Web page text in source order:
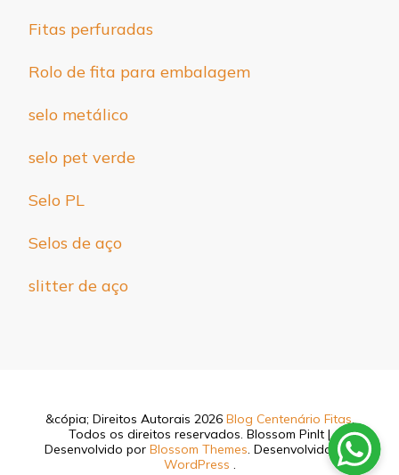
Fitas perfuradas
Rolo de fita para embalagem
selo metálico
selo pet verde
Selo PL
Selos de aço
slitter de aço
&cópia; Direitos Autorais 2026 Blog Centenário Fitas.
Todos os direitos reservados. Blossom PinIt |
Desenvolvido por Blossom Themes. Desenvolvido por
WordPress .